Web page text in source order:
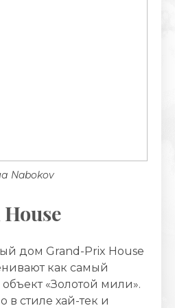
Nabokov
дом Grand-Prix House
как самый
«Золотой мили».
стиле хай-тек и